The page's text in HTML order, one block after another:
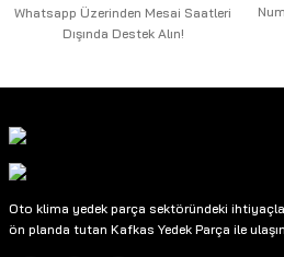
Whatsapp Üzerinden Mesai Saatleri
Dışında Destek Alın!
Oto klima yedek parça sektöründeki
ön planda tutan Kafkas Yedek Parça ile